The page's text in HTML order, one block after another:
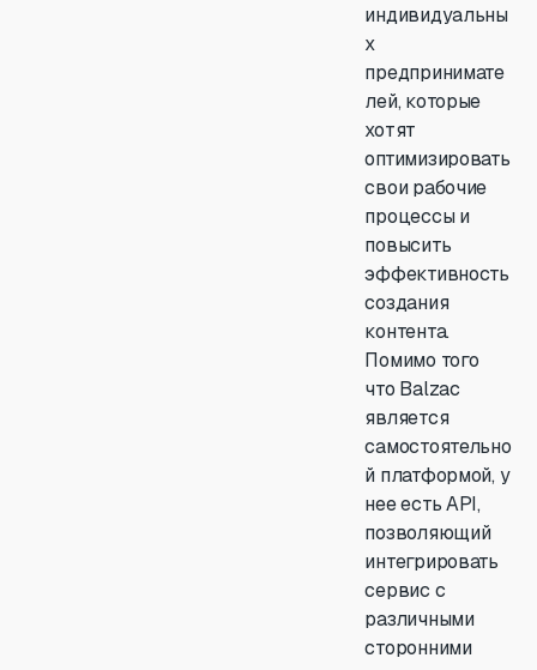
индивидуальны
х
предпринимате
лей, которые
хотят
оптимизировать
свои рабочие
процессы и
повысить
эффективность
создания
контента.
Помимо того
что Balzac
является
самостоятельно
й платформой, у
нее есть API,
позволяющий
интегрировать
сервис с
различными
сторонними